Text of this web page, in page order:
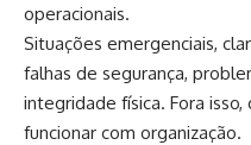
operacionais.
Situações emergenciais,
falhas de segurança,
integridade física. Fora
funcionar com organização.